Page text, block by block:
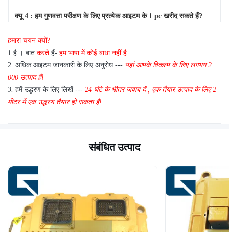
क्यू 4 : हम गुणवत्ता परीक्षण के लिए प्रत्येक आइटम के 1 pc खरीद सकते हैं?
आप स्टॉक में की जरूरत है
हमारा चयन क्यों?
1 है । बात करते हैं- हम भाषा में कोई बाधा नहीं है
2. अधिक आइटम जानकारी के लिए अनुरोध --- यहां आपके विकल्प के लिए लगभग 2
000 उत्पाद हैं!
3. हमें उद्धरण के लिए लिखें --- 24 घंटे के भीतर जवाब दें , एक तैयार उत्पाद के लिए 2
मीटर में एक उद्धरण तैयार हो सकता है!
संबंधित उत्पाद